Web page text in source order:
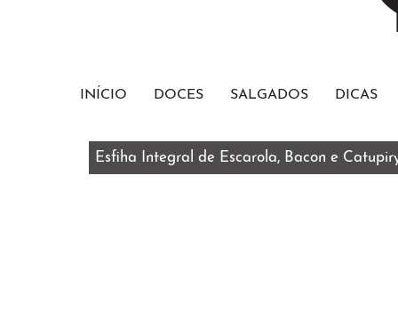
INÍCIO DOCES SALGADOS DICAS
Esfiha Integral de Escarola, Bacon e